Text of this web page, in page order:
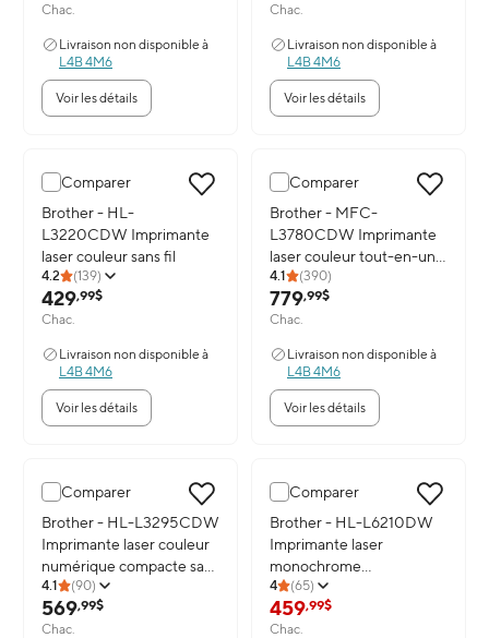
Chac.
Livraison non disponible à
L4B 4M6
Voir les détails
Chac.
Livraison non disponible à
L4B 4M6
Voir les détails
Comparer
Image du produit: Brother - HL-L3220CDW Imprimante laser
Brother - HL-
L3220CDW Imprimante
laser couleur sans fil
4.2 (139)
429,99$
Chac.
Livraison non disponible à
L4B 4M6
Voir les détails
Comparer
Image du produit: Brother -
Brother - MFC-
L3780CDW Imprimante
laser couleur tout-en-un
sans fil
4.1 (390)
779,99$
Chac.
Livraison non disponible à
L4B 4M6
Voir les détails
Comparer
Image du produit: Brother - HL-L3295CDW Imprimante laser
Brother - HL-L3295CDW
Imprimante laser couleur
numérique compacte sans
fil
4.1 (90)
569,99$
Chac.
Comparer
Image du produit: Brother -
Brother - HL-L6210DW
Imprimante laser
monochrome
professionnelle
4 (65)
459,99$
Chac.